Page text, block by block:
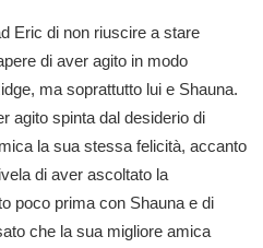
Eric di non riuscire a stare
di aver agito in modo
ma soprattutto lui e Shauna.
agito spinta dal desiderio di
la sua stessa felicità, accanto
di aver ascoltato la
poco prima con Shauna e di
che la sua migliore amica